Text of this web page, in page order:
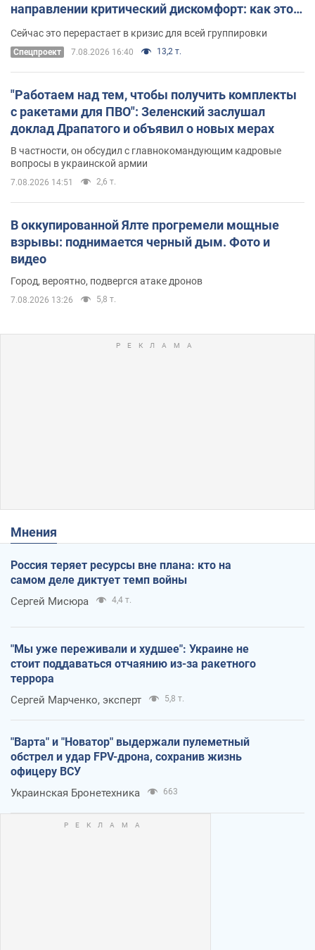
направлении критический дискомфорт: как это
удалось
Сейчас это перерастает в кризис для всей группировки
Спецпроект 7.08.2026 16:40 13,2 т.
"Работаем над тем, чтобы получить комплекты
с ракетами для ПВО": Зеленский заслушал
доклад Драпатого и объявил о новых мерах
В частности, он обсудил с главнокомандующим кадровые
вопросы в украинской армии
7.08.2026 14:51 2,6 т.
В оккупированной Ялте прогремели мощные
взрывы: поднимается черный дым. Фото и
видео
Город, вероятно, подвергся атаке дронов
7.08.2026 13:26 5,8 т.
Мнения
Россия теряет ресурсы вне плана: кто на
самом деле диктует темп войны
Сергей Мисюра 4,4 т.
"Мы уже переживали и худшее": Украине не
стоит поддаваться отчаянию из-за ракетного
террора
Сергей Марченко, эксперт 5,8 т.
"Варта" и "Новатор" выдержали пулеметный
обстрел и удар FPV-дрона, сохранив жизнь
офицеру ВСУ
Украинская Бронетехника 663